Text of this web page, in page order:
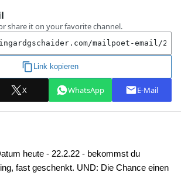
heute - 22.2.22 - bekommst du
fast geschenkt. UND: Die Chance einen